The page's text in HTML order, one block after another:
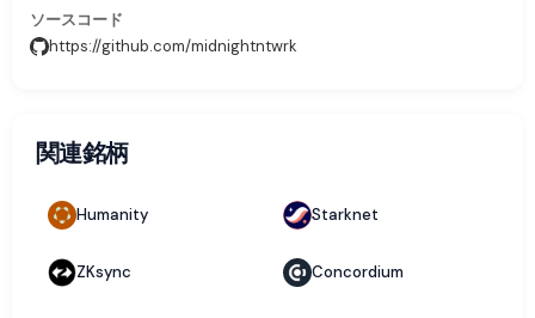
ソースコード
https://github.com/midnightntwrk
関連銘柄
Humanity Starknet
ZKsync Concordium